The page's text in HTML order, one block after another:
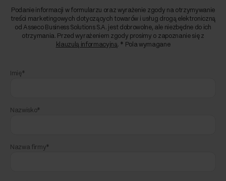
Podanie informacji w formularzu oraz wyrażenie zgody na otrzymywanie
treści marketingowych dotyczących towarów i usług drogą elektroniczną
od Asseco Business Solutions S.A. jest dobrowolne, ale niezbędne do ich
otrzymania. Przed wyrażeniem zgody prosimy o zapoznanie się z
klauzulą informacyjną. * Pola wymagane
Imię*
Nazwisko*
Nazwa firmy*